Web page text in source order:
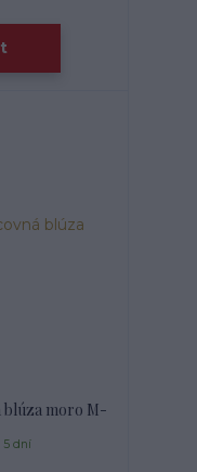
blúza moro M-
5 dní